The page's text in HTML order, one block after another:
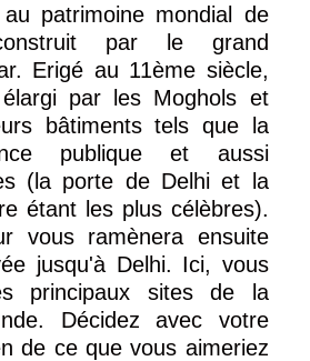
patrimoine mondial de
par le grand
Erigé au 11ème siècle,
par les Moghols et
bâtiments tels que la
publique et aussi
(la porte de Delhi et la
étant les plus célèbres).
vous ramènera ensuite
jusqu'à Delhi. Ici, vous
principaux sites de la
Décidez avec votre
de ce que vous aimeriez